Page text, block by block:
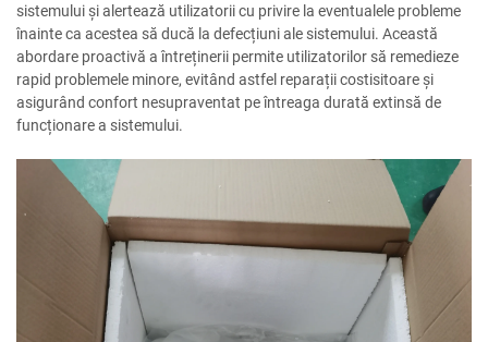
sistemului și alertează utilizatorii cu privire la eventualele probleme
înainte ca acestea să ducă la defecțiuni ale sistemului. Această
abordare proactivă a întreținerii permite utilizatorilor să remedieze
rapid problemele minore, evitând astfel reparații costisitoare și
asigurând confort nesupraventat pe întreaga durată extinsă de
funcționare a sistemului.